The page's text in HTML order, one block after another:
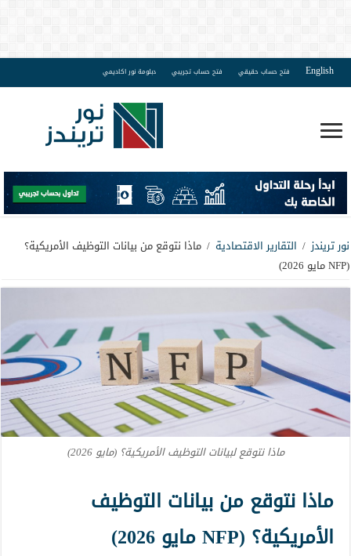
English فتح حساب حقيقي فتح حساب تجريبي دبلومة نور اكاديمي
نور تريندز / التقارير الاقتصادية / ماذا نتوقع من بيانات التوظيف الأمريكية؟
(NFP مايو 2026)
ماذا نتوقع لبيانات التوظيف الأمريكية؟ (مايو 2026)
ماذا نتوقع من بيانات التوظيف
الأمريكية؟ (NFP مايو 2026)